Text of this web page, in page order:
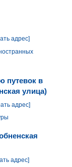
адрес]
путевок в
улица)
адрес]
адрес]